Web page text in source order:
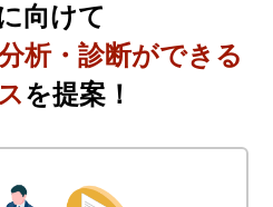
向けて
析・診断ができる
を提案！